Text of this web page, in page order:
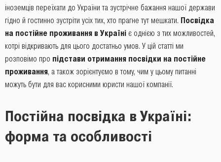
іноземців переїхати до України та зустрічне бажання нашої держави
гідно й гостинно зустріти усіх тих, хто прагне тут мешкати. Посвідка
на постійне проживання в Україні є однією з тих можливостей,
котрі відкривають для цього достатньо умов. У цій статті ми
розповімо про підстави отримання посвідки на постійне
проживання, а також зорієнтуємо в тому, чим у цьому питанні
можуть бути для вас корисними юристи нашої компанії.
Постійна посвідка в Україні:
форма та особливості